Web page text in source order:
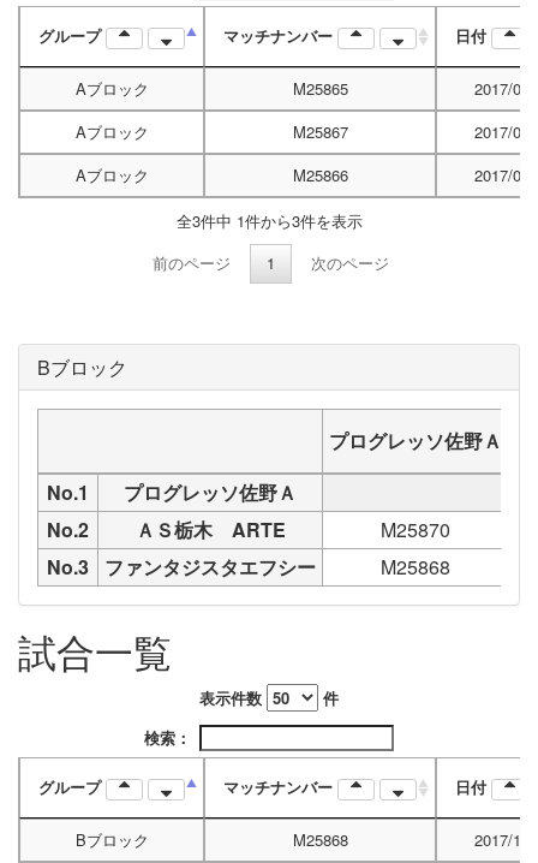
グループ マッチナンバー 日付
Aブロック M25865
2017/09/
Aブロック
M25867
2017/09/
Aブロック
M25866
2017/09/
全3件中 1件から3件を表示
前のページ
1 次のページ
Bブロック
プログレッソ佐野Ａ
No.1
プログレッソ佐野Ａ
No.2
ＡＳ栃木 ARTE
M25870
No.3
ファンタジスタエフシー M25868
試合一覧
表示件数
件
検索：
グループ マッチナンバー 日付
Bブロック M25868 2017/10/